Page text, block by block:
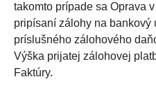
takomto prípade sa Oprava
pripísaní zálohy na
príslušného zálohového
Výška prijatej zálohovej
Faktúry.